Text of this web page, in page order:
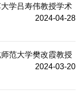
学吕寿伟教授学术
2024-04-28
范大学樊改霞教授
2024-03-20